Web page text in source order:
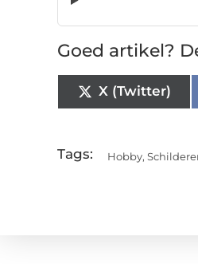
Goed artikel?
X (Twitter)
Tags: Hobby,